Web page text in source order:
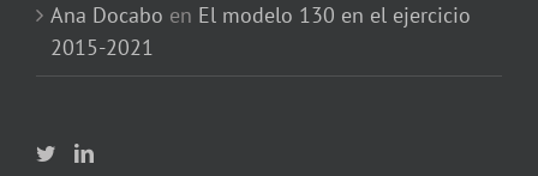
Ana Docabo en El modelo 130 en el ejercicio
2015-2021